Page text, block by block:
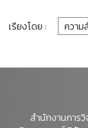
เรียงโดย :
สำนักงานการ